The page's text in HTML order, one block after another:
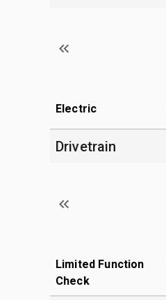
Electric
Drivetrain
Limited Function
Check